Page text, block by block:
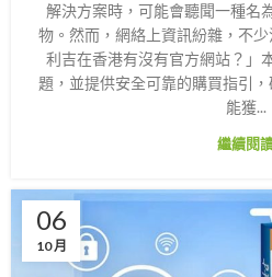
解決方案時，可能會聽聞一種名
物。然而，網絡上資訊紛雜，不
利吉在香港有沒有官方網站？」
題，並提供安全可靠的購買指引
能獲...
繼續閱
06
10 月